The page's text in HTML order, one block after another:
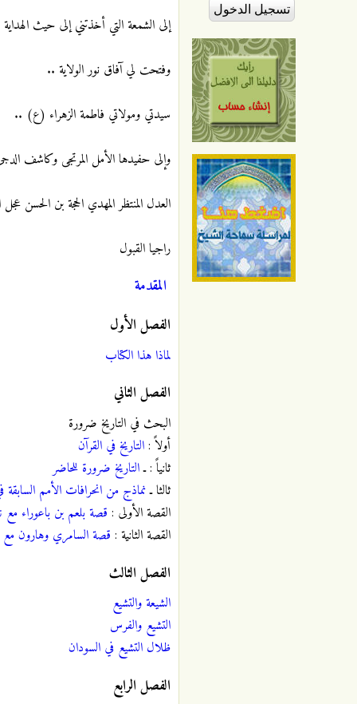
إلى الشمعة التي أخذتني إلى حيث
وفتحت لي آفاق نور الولاية ..
سيدتي ومولاتي فاطمة الزهراء (ع) ..
وإلى حفيدها الأمل المرتجى وكاشف
العدل المنتظر المهدي الحجة بن الحسن
راجيا القبول
المقدمة
الفصل الأول
لماذا هذا الكتاب
الفصل الثاني
البحث في التاريخ ضرورة
أولاً :التاريخ في القرآن
ثانياً : ـالتاريخ ضرورة للحاضر
ثالثا ـنماذج من انحرافات الأمم السابقة
القصة الأولى : قصة بلعم بن باعوراء
القصة الثانية : قصة السامري وهارون مع
الفصل الثالث
الشيعة والتشيع
التشيع والفرس
ظلال التشيع في السودان
الفصل الرابع